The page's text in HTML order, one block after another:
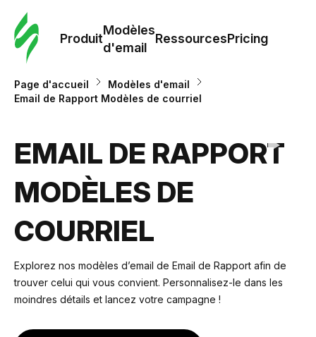
Produit
Modèles
d'email
RessourcesPricing
Page d'accueil
Modèles d'email
Email de Rapport Modèles de courriel
EMAIL DE RAPPORT
MODÈLES DE
COURRIEL
Explorez nos modèles d’email de Email de Rapport afin de
trouver celui qui vous convient. Personnalisez-le dans les
moindres détails et lancez votre campagne !